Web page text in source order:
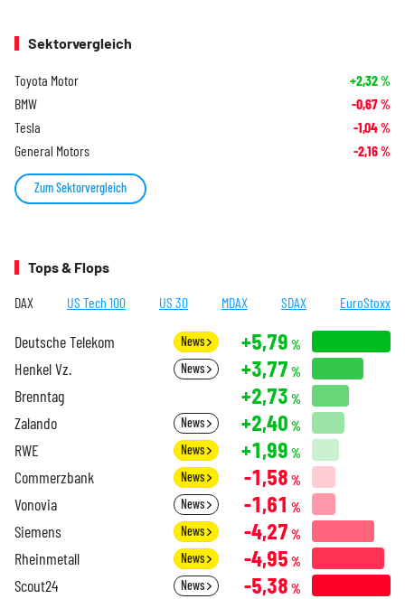
Sektorvergleich
Toyota Motor +2,32%
BMW -0,67%
Tesla -1,04%
General Motors -2,16%
Zum Sektorvergleich
Tops & Flops
DAX US Tech 100 US 30 MDAX SDAX EuroStoxx
Deutsche Telekom News +5,79 %
Henkel Vz. News +3,77 %
Brenntag +2,73 %
Zalando News +2,40 %
RWE News +1,99 %
Commerzbank News -1,58 %
Vonovia News -1,61 %
Siemens News -4,27 %
Rheinmetall News -4,95 %
Scout24 News -5,38 %